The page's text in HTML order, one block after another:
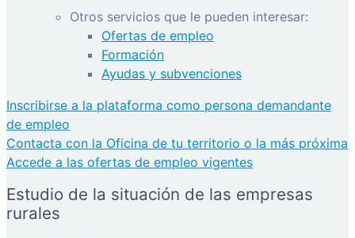
Otros servicios que le pueden interesar:
Ofertas de empleo
Formación
Ayudas y subvenciones
Inscribirse a la plataforma como persona demandante
de empleo
Contacta con la Oficina de tu territorio o la más próxima
Accede a las ofertas de empleo vigentes
Estudio de la situación de las empresas
rurales